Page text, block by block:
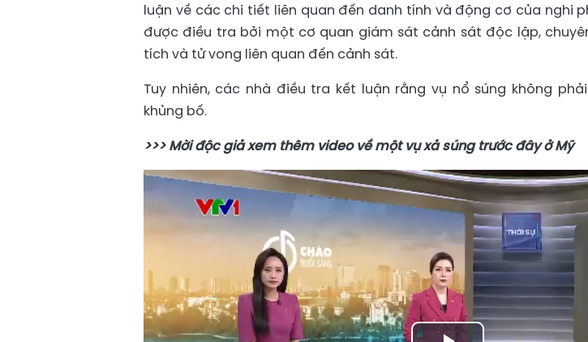
luận về các chi tiết liên quan đến danh tính và động cơ của nghi
được điều tra bởi một cơ quan giám sát cảnh sát độc lập,
tích và tử vong liên quan đến cảnh sát.
Tuy nhiên, các nhà điều tra kết luận rằng vụ nổ súng không
khủng bố.
>>> Mời độc giả xem thêm video về một vụ xả súng trước đây ở Mỹ